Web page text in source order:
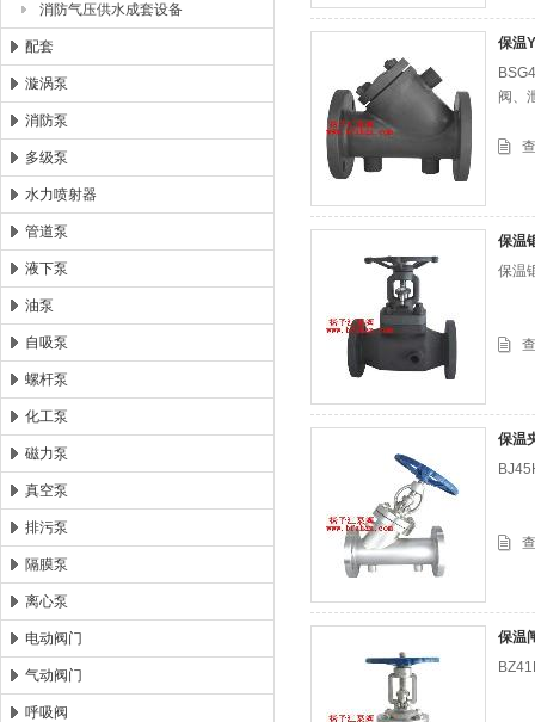
消防气压供水成套设备
配套
漩涡泵
消防泵
多级泵
水力喷射器
管道泵
液下泵
油泵
自吸泵
螺杆泵
化工泵
磁力泵
真空泵
排污泵
隔膜泵
离心泵
电动阀门
气动阀门
呼吸阀
保温
阀、
保温
保温
保温
保温